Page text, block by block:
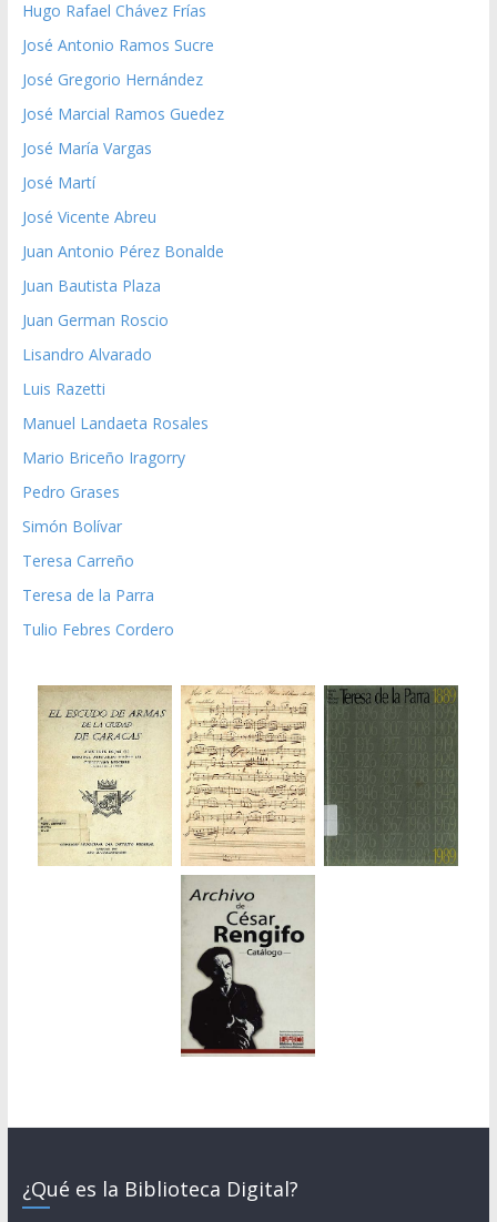
Hugo Rafael Chávez Frías
José Antonio Ramos Sucre
José Gregorio Hernández
José Marcial Ramos Guedez
José María Vargas
José Martí
José Vicente Abreu
Juan Antonio Pérez Bonalde
Juan Bautista Plaza
Juan German Roscio
Lisandro Alvarado
Luis Razetti
Manuel Landaeta Rosales
Mario Briceño Iragorry
Pedro Grases
Simón Bolívar
Teresa Carreño
Teresa de la Parra
Tulio Febres Cordero
¿Qué es la Biblioteca Digital?